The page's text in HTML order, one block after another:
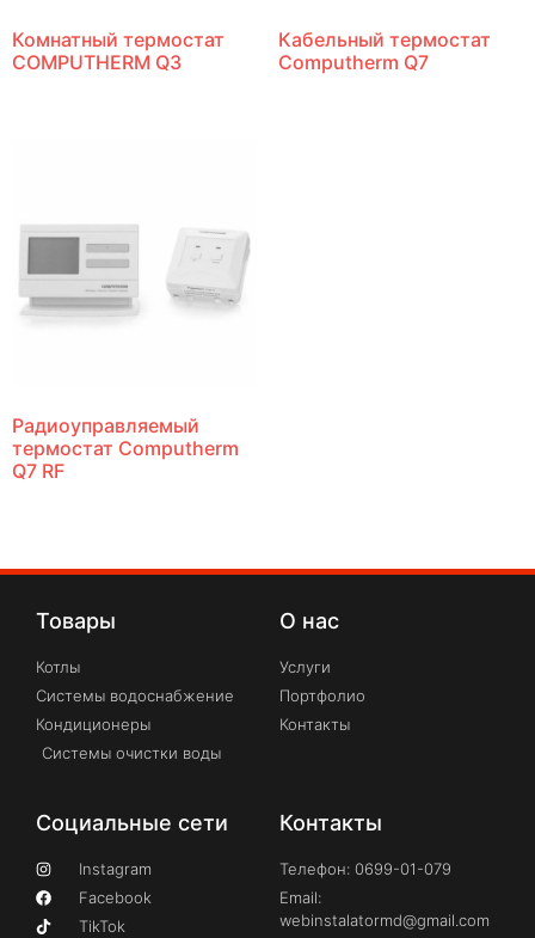
Комнатный термостат
COMPUTHERM Q3
Кабельный термостат
Computherm Q7
Радиоуправляемый
термостат Computherm
Q7 RF
Товары
Котлы
Системы водоснабжение
Кондиционеры
Системы очистки воды
О нас
Услуги
Портфолио
Контакты
Социальные сети
Instagram
Facebook
TikTok
Контакты
Телефон: 0699-01-079
Email:
webinstalatormd@gmail.com